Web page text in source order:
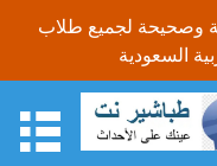
وصحيحة لجميع طلاب